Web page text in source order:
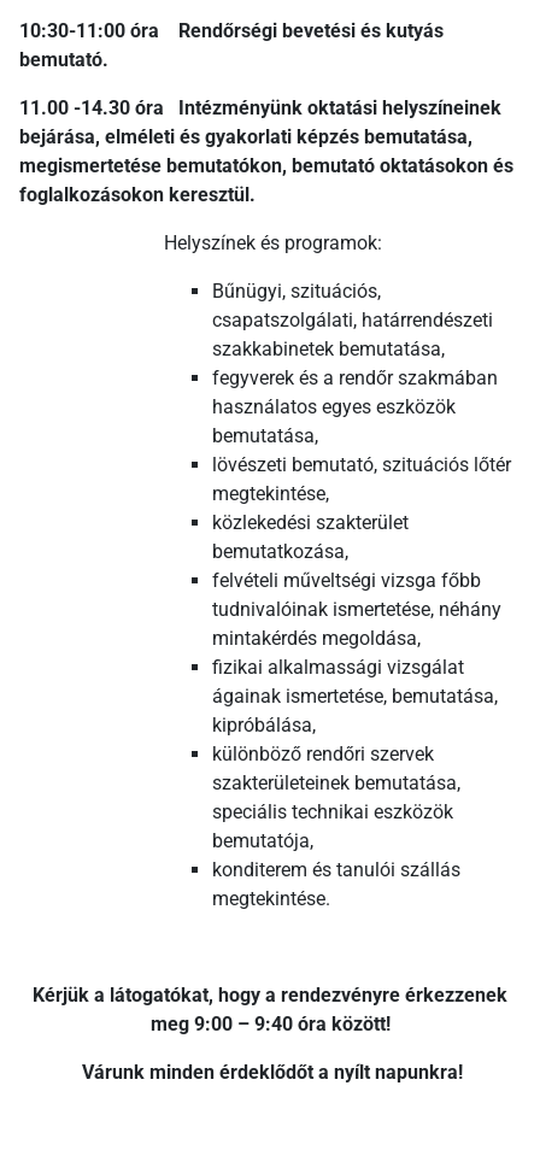
10:30-11:00 óra Rendőrségi bevetési és kutyás
bemutató.
11.00 -14.30 óra Intézményünk oktatási helyszíneinek
bejárása, elméleti és gyakorlati képzés bemutatása,
megismertetése bemutatókon, bemutató oktatásokon és
foglalkozásokon keresztül.
Helyszínek és programok:
Bűnügyi, szituációs,
csapatszolgálati, határrendészeti
szakkabinetek bemutatása,
fegyverek és a rendőr szakmában
használatos egyes eszközök
bemutatása,
lövészeti bemutató, szituációs lőtér
megtekintése,
közlekedési szakterület
bemutatkozása,
felvételi műveltségi vizsga főbb
tudnivalóinak ismertetése, néhány
mintakérdés megoldása,
fizikai alkalmassági vizsgálat
ágainak ismertetése, bemutatása,
kipróbálása,
különböző rendőri szervek
szakterületeinek bemutatása,
speciális technikai eszközök
bemutatója,
konditerem és tanulói szállás
megtekintése.
Kérjük a látogatókat, hogy a rendezvényre érkezzenek
meg 9:00 – 9:40 óra között!
Várunk minden érdeklődőt a nyílt napunkra!